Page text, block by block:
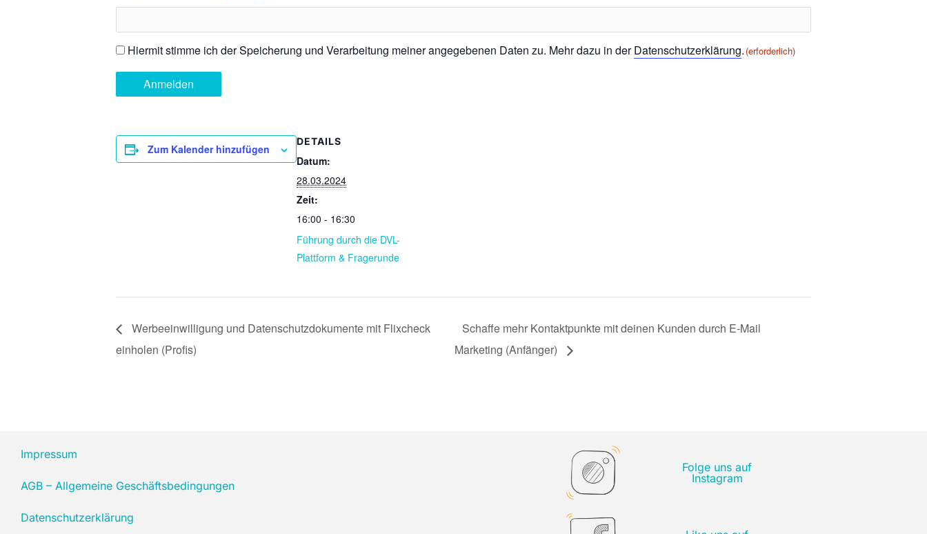
Einwilligung(erforderlich)
Hiermit stimme ich der Speicherung und Verarbeitung meiner angegebenen Daten zu. Mehr dazu in derDatenschutzerklärung. (erforderlich)
Anmelden
Zum Kalender hinzufügen
DETAILS
Datum:
28.03.2024
Zeit:
16:00 - 16:30
Führung durch die DVL-
Plattform & Fragerunde
Werbeeinwilligung und Datenschutzdokumente mit Flixcheck
einholen (Profis)
Schaffe mehr Kontaktpunkte mit deinen Kunden durch E-Mail
Marketing (Anfänger)
Impressum
AGB – Allgemeine Geschäftsbedingungen
Datenschutzerklärung
Folge uns auf
Instagram